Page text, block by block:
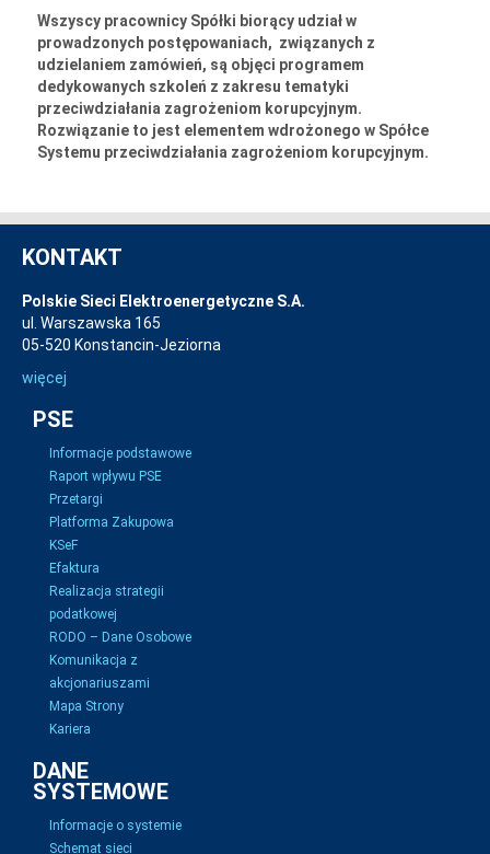
Wszyscy pracownicy Spółki biorący udział w
prowadzonych postępowaniach, związanych z
udzielaniem zamówień, są objęci programem
dedykowanych szkoleń z zakresu tematyki
przeciwdziałania zagrożeniom korupcyjnym.
Rozwiązanie to jest elementem wdrożonego w Spółce
Systemu przeciwdziałania zagrożeniom korupcyjnym.
KONTAKT
Polskie Sieci Elektroenergetyczne S.A.
ul. Warszawska 165
05-520 Konstancin-Jeziorna
więcej
PSE
Informacje podstawowe
Raport wpływu PSE
Przetargi
Platforma Zakupowa
KSeF
Efaktura
Realizacja strategii
podatkowej
RODO – Dane Osobowe
Komunikacja z
akcjonariuszami
Mapa Strony
Kariera
DANE
SYSTEMOWE
Informacje o systemie
Schemat sieci